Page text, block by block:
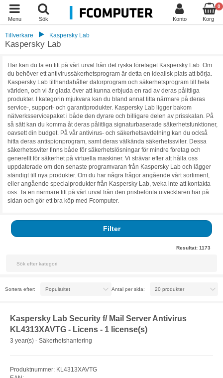
Menu Sök Konto
0
Korg
Tillverkare Kaspersky Lab
Kaspersky Lab
Här kan du ta en titt på vårt urval från det ryska företaget Kaspersky Lab. Om
du behöver ett antivirussäkerhetsprogram är detta en idealisk plats att börja.
Kaspersky Lab tillhandahåller datorprogram och säkerhetsprogram till hela
världen, och vi är glada över att kunna erbjuda en rad av deras pålitliga
produkter. I kategorin mjukvara kan du bland annat titta närmare på deras
service-, support- och garantiprodukter. Kaspersky Lab ligger bakom
nätverksservicepaket i både den dyrare och billigare delen av prisskalan. På
så sätt kan du komma åt deras pålitliga signaturbaserade säkerhetsfunktioner,
oavsett din budget. På vår antivirus- och säkerhetsavdelning kan du också
hitta deras antispionprogram, samt deras välkända säkerhetssviter. Dessa
säkerhetssviter finns både för säkerhetslösningar för mindre företag och
generellt för säkerhet på virtuella maskiner. Vi strävar efter att hålla oss
uppdaterade om den senaste programvaran från Kaspersky Lab och lägger
ständigt till nya produkter. Om du har några frågor angående vårt sortiment,
eller angående specialprodukter från Kaspersky Lab, tveka inte att kontakta
oss. Ta en närmare titt på vårt urval från den prisbelönta utvecklaren här på
sidan och gör ett bra köp med Fcomputer.
Filter
Resultat: 1173
Sortera efter: Antal per sida:
Kaspersky Lab Security f/ Mail Server Antivirus
KL4313XAVTG - Licens - 1 license(s)
3 year(s) - Säkerhetshantering
Produktnummer: KL4313XAVTG